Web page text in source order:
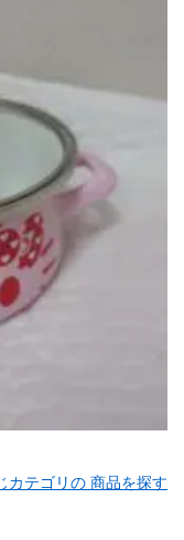
カテゴリの 商品を探す